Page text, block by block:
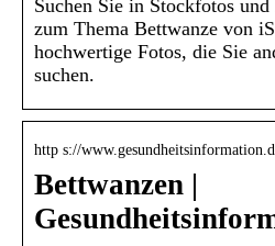
Suchen Sie in Stockfotos
zum Thema Bettwanze von
hochwertige Fotos, die Sie
suchen.
http s://
Bettwanzen |